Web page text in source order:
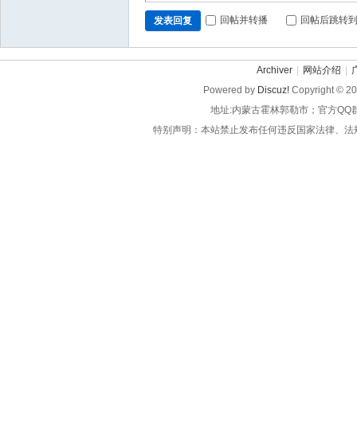
发表回复 回帖并转播 回帖后跳转
Archiver 网站介绍
Powered by Discuz! Copyright ©
地址:内蒙古霍林郭勒市；官方QQ
特别声明：本站禁止发布任何违反国家法律、